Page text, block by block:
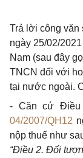
Trả lời công văn
ngày 25/02/
Nam (sau đây
TNCN đối với
tại nước ngoài.
- Căn cứ Điều
04/2007/QH12
nộp thuế như
“Điều 2. Đối